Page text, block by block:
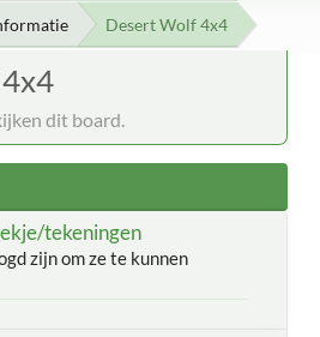
Desert Wolf 4x4
dit board.
tekeningen
zijn om ze te kunnen